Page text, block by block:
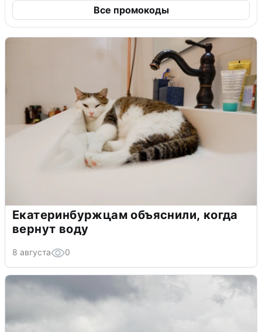
Все промокоды
Екатеринбуржцам объяснили, когда
вернут воду
8 августа 0